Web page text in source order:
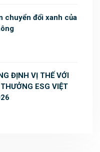
chuyển đổi xanh của
ĐỊNH VỊ THẾ VỚI
ESG VIỆT